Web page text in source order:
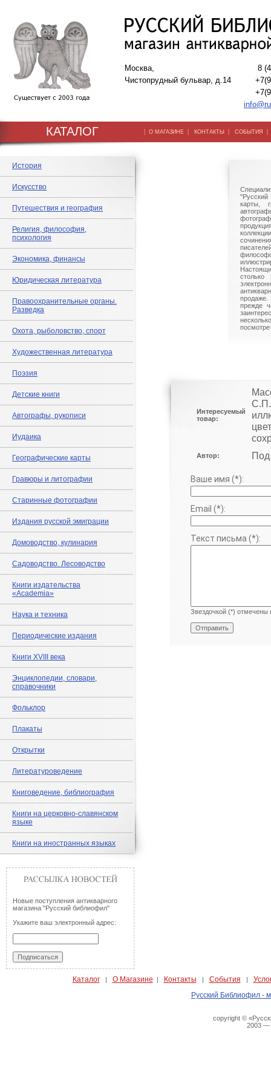
Москва,
Чистопрудный бульвар, д.14
8
КАТАЛОГ | О МАГАЗИНЕ | КОНТАКТЫ | СОБЫТИЯ
История
Искусство
Путешествия и география
Религия, философия,
психология
Экономика, финансы
Юридическая литература
Правоохранительные органы.
Разведка
Охота, рыболовство, спорт
Художественная литература
Поэзия
Детские книги
Автографы, рукописи
Иудаика
Географические карты
Гравюры и литографии
Старинные фотографии
Издания русской эмиграции
Домоводство, кулинария
Садоводство. Лесоводство
Книги издательства
«Academia»
Наука и техника
Периодические издания
Книги XVIII века
Энциклопедии, словари,
справочники
Фольклор
Плакаты
Открытки
Литературоведение
Книговедение, библиография
Книги на церковно-славянском
языке
Книги на иностранных языках
Новые поступления антикварного
магазина "Русский библиофил"
Укажите ваш электронный адрес:
"Русский
карты,
столько
прежде
Интересуемый
товар:
Автор:
Ваше имя (*):
Email (*):
Текст письма (*):
Звездочкой (*) отмечены
Каталог| О Магазине | Контакты | События |
Русский Библиофил -
copyright ©
2003 —